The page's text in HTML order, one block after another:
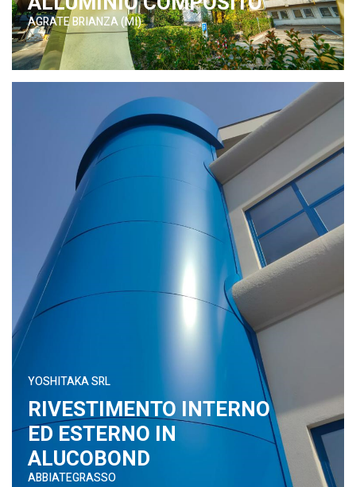
AGRATE BRIANZA (MI)
YOSHITAKA SRL
RIVESTIMENTO INTERNO
ED ESTERNO IN
ALUCOBOND
ABBIATEGRASSO